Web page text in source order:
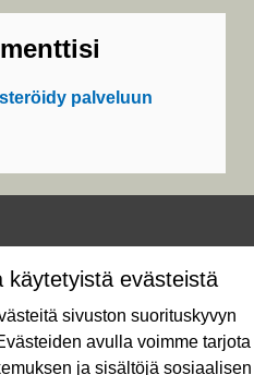
käytetyistä evästeistä
sivuston suorituskyvyn
avulla voimme tarjota
ja sisältöjä sosiaalisen
palveluun